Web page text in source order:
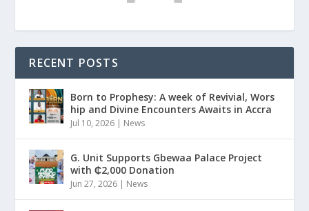
RECENT POSTS
Born to Prophesy: A week of Revivial, Wors
hip and Divine Encounters Awaits in Accra
Jul 10, 2026 News
G. Unit Supports Gbewaa Palace Project
with ₵2,000 Donation
Jun 27, 2026 News